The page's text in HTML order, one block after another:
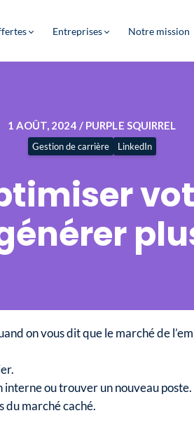
Entreprises Notre mission
1 AOÛT, 2024 / PURPLE SQUIRREL
Gestion de carrière LinkedIn
on vous dit que le marché de
interne ou trouver un nouveau poste.
du marché caché.